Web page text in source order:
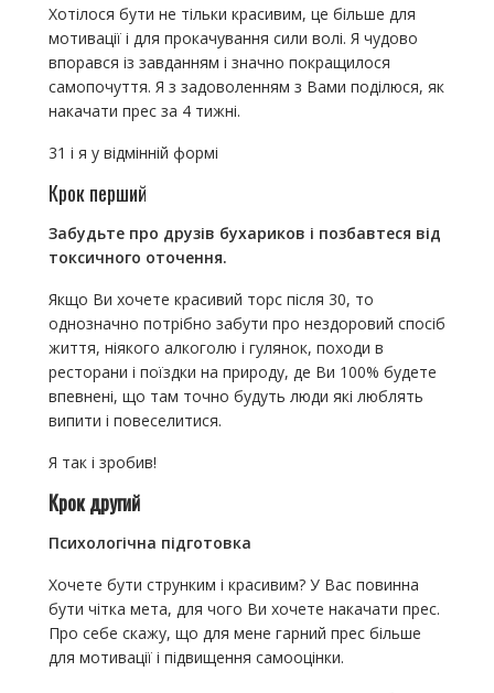
Хотілося бути не тільки красивим, це більше для
мотивації і для прокачування сили волі. Я чудово
впорався із завданням і значно покращилося
самопочуття. Я з задоволенням з Вами поділюся, як
накачати прес за 4 тижні.
31 і я у відмінній формі
Крок перший
Забудьте про друзів бухариков і позбавтеся від
токсичного оточення.
Якщо Ви хочете красивий торс після 30, то
однозначно потрібно забути про нездоровий спосіб
життя, ніякого алкоголю і гулянок, походи в
ресторани і поїздки на природу, де Ви 100% будете
впевнені, що там точно будуть люди які люблять
випити і повеселитися.
Я так і зробив!
Крок другий
Психологічна підготовка
Хочете бути струнким і красивим? У Вас повинна
бути чітка мета, для чого Ви хочете накачати прес.
Про себе скажу, що для мене гарний прес більше
для мотивації і підвищення самооцінки.